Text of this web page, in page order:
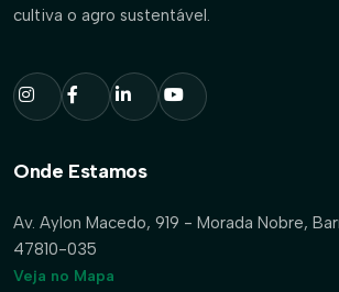
cultiva o agro sustentável.
Onde Estamos
Av. Aylon Macedo, 919 - Morada Nobre,
47810-035
Veja no Mapa